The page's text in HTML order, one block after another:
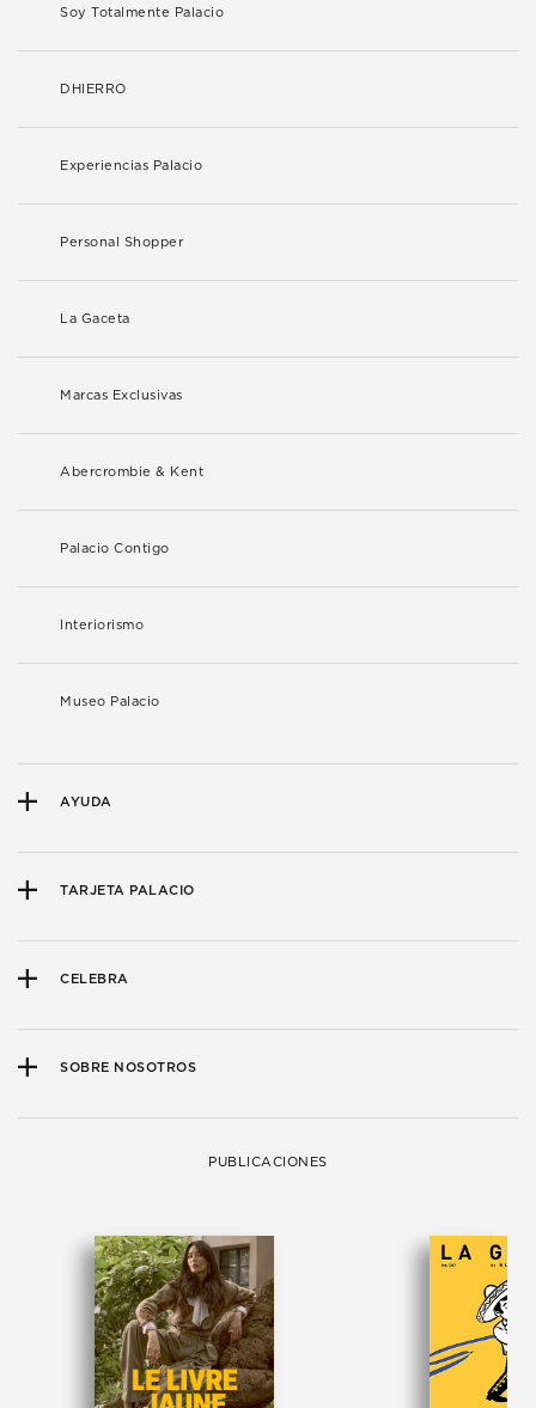
Soy Totalmente Palacio
DHIERRO
Experiencias Palacio
Personal Shopper
La Gaceta
Marcas Exclusivas
Abercrombie & Kent
Palacio Contigo
Interiorismo
Museo Palacio
AYUDA
TARJETA PALACIO
CELEBRA
SOBRE NOSOTROS
PUBLICACIONES